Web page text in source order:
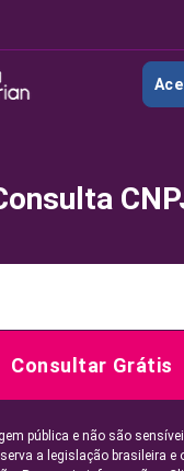
Consultar Grátis
pública e não são
a legislação brasileira e